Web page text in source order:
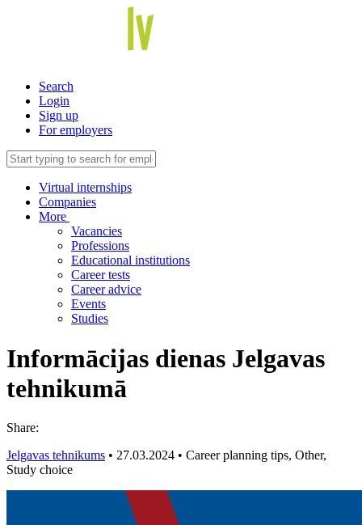
Search
Login
Sign up
For employers
Virtual internships
Companies
More
Vacancies
Professions
Educational institutions
Career tests
Career advice
Events
Studies
Informācijas dienas Jelgavas
tehnikumā
Share:
Jelgavas tehnikums • 27.03.2024 • Career planning tips, Other,
Study choice